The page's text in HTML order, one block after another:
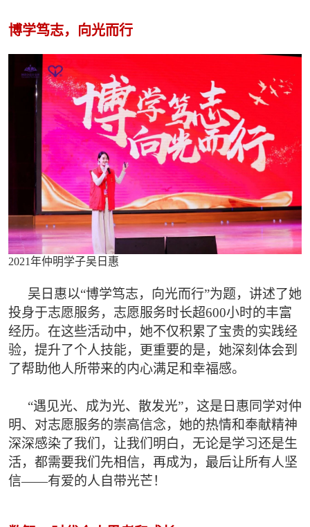
博学笃志，向光而行
2021年仲明学子吴日惠
吴日惠以“博学笃志，向光而行”为题，讲述了她
投身于志愿服务，志愿服务时长超600小时的丰富
经历。在这些活动中，她不仅积累了宝贵的实践经
验，提升了个人技能，更重要的是，她深刻体会到
了帮助他人所带来的内心满足和幸福感。
“遇见光、成为光、散发光”，这是日惠同学对仲
明、对志愿服务的崇高信念，她的热情和奉献精神
深深感染了我们，让我们明白，无论是学习还是生
活，都需要我们先相信，再成为，最后让所有人坚
信——有爱的人自带光芒！